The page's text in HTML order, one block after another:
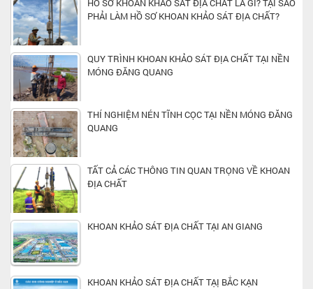
HỒ SƠ KHOAN KHẢO SÁT ĐỊA CHẤT LÀ GÌ? TẠI SAO
PHẢI LÀM HỒ SƠ KHOAN KHẢO SÁT ĐỊA CHẤT?
QUY TRÌNH KHOAN KHẢO SÁT ĐỊA CHẤT TẠI NỀN
MÓNG ĐĂNG QUANG
THÍ NGHIỆM NÉN TĨNH CỌC TẠI NỀN MÓNG ĐĂNG
QUANG
TẤT CẢ CÁC THÔNG TIN QUAN TRỌNG VỀ KHOAN
ĐỊA CHẤT
KHOAN KHẢO SÁT ĐỊA CHẤT TẠI AN GIANG
KHOAN KHẢO SÁT ĐỊA CHẤT TẠỊ BẮC KẠN